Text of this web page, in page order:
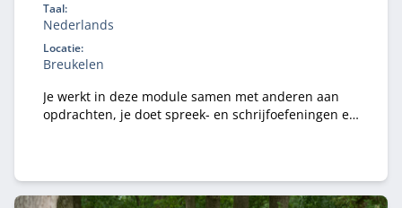
Taal:
Nederlands
Locatie:
Breukelen
Je werkt in deze module samen met anderen aan
opdrachten, je doet spreek- en schrijfoefeningen en